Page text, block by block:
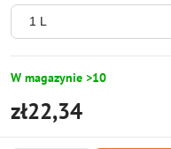
W magazynie >10
zł22,34